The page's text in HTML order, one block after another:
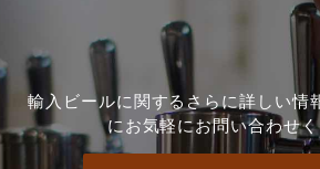
輸入ビールに関するさらに詳しい情
にお気軽にお問い合わせ